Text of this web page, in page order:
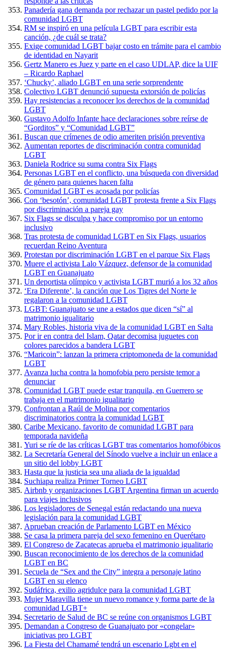
Panadería gana demanda por rechazar un pastel pedido por la
comunidad LGBT
RM se inspiró en una película LGBT para escribir esta
canción, ¿de cuál se trata?
Exige comunidad LGBT bajar costo en trámite para el cambio
de identidad en Nayarit
Gertz Manero es Juez y parte en el caso UDLAP, dice la UIF
– Ricardo Raphael
‘Chucky’, aliado LGBT en una serie sorprendente
Colectivo LGBT denunció supuesta extorsión de policías
Hay resistencias a reconocer los derechos de la comunidad
LGBT
Gustavo Adolfo Infante hace declaraciones sobre reírse de
“Gorditos” y “Comunidad LGBT”
Buscan que crímenes de odio ameriten prisión preventiva
Aumentan reportes de discriminación contra comunidad
LGBT
Daniela Rodrice su suma contra Six Flags
Personas LGBT en el conflicto, una búsqueda con diversidad
de género para quienes hacen falta
Comunidad LGBT es acosada por policías
Con ‘besotón’, comunidad LGBT protesta frente a Six Flags
por discriminación a pareja gay
Six Flags se disculpa y hace compromiso por un entorno
inclusivo
Tras protesta de comunidad LGBT en Six Flags, usuarios
recuerdan Reino Aventura
Protestan por discriminación LGBT en el parque Six Flags
Muere el activista Lalo Vázquez, defensor de la comunidad
LGBT en Guanajuato
Un deportista olímpico y activista LGBT murió a los 32 años
‘Era Diferente’, la canción que Los Tigres del Norte le
regalaron a la comunidad LGBT
LGBT: Guanajuato se une a estados que dicen “sí” al
matrimonio igualitario
Mary Robles, historia viva de la comunidad LGBT en Salta
Por ir en contra del Islam, Qatar decomisa juguetes con
colores parecidos a bandera LGBT
“Maricoin”: lanzan la primera criptomoneda de la comunidad
LGBT
Avanza lucha contra la homofobia pero persiste temor a
denunciar
Comunidad LGBT puede estar tranquila, en Guerrero se
trabaja en el matrimonio igualitario
Confrontan a Raúl de Molina por comentarios
discriminatorios contra la comunidad LGBT
Caribe Mexicano, favorito de comunidad LGBT para
temporada navideña
Yuri se ríe de las críticas LGBT tras comentarios homofóbicos
La Secretaría General del Sínodo vuelve a incluir un enlace a
un sitio del lobby LGBT
Hasta que la justicia sea una aliada de la igualdad
Suchiapa realiza Primer Torneo LGBT
Airbnb y organizaciones LGBT Argentina firman un acuerdo
para viajes inclusivos
Los legisladores de Senegal están redactando una nueva
legislación para la comunidad LGBT
Aprueban creación de Parlamento LGBT en México
Se casa la primera pareja del sexo femenino en Querétaro
El Congreso de Zacatecas aprueba el matrimonio igualitario
Buscan reconocimiento de los derechos de la comunidad
LGBT en BC
Secuela de “Sex and the City” integra a personaje latino
LGBT en su elenco
Sudáfrica, exilio agridulce para la comunidad LGBT
Mujer Maravilla tiene un nuevo romance y forma parte de la
comunidad LGBT+
Secretario de Salud de BC se reúne con organismos LGBT
Demandan a Congreso de Guanajuato por «congelar»
iniciativas pro LGBT
La Fiesta del Chamamé tendrá un escenario Lgbt en el